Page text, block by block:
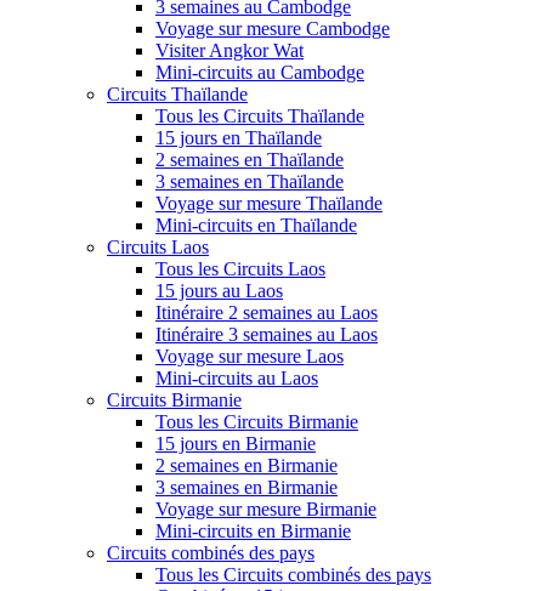
3 semaines au Cambodge
Voyage sur mesure Cambodge
Visiter Angkor Wat
Mini-circuits au Cambodge
Circuits Thaïlande
Tous les Circuits Thaïlande
15 jours en Thaïlande
2 semaines en Thaïlande
3 semaines en Thaïlande
Voyage sur mesure Thaïlande
Mini-circuits en Thaïlande
Circuits Laos
Tous les Circuits Laos
15 jours au Laos
Itinéraire 2 semaines au Laos
Itinéraire 3 semaines au Laos
Voyage sur mesure Laos
Mini-circuits au Laos
Circuits Birmanie
Tous les Circuits Birmanie
15 jours en Birmanie
2 semaines en Birmanie
3 semaines en Birmanie
Voyage sur mesure Birmanie
Mini-circuits en Birmanie
Circuits combinés des pays
Tous les Circuits combinés des pays